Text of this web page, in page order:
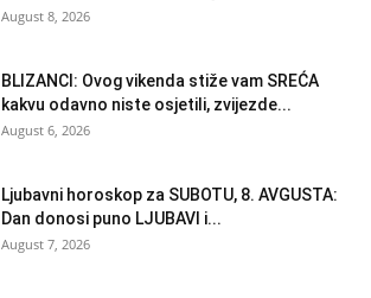
August 8, 2026
BLIZANCI: Ovog vikenda stiže vam SREĆA
kakvu odavno niste osjetili, zvijezde...
August 6, 2026
Ljubavni horoskop za SUBOTU, 8. AVGUSTA:
Dan donosi puno LJUBAVI i...
August 7, 2026